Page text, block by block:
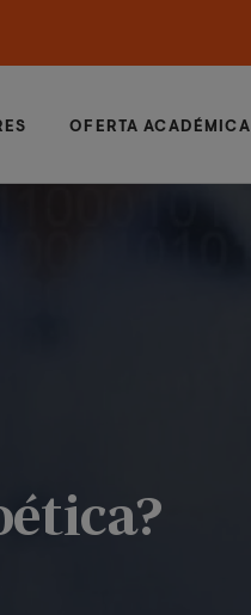
OFERTA ACADÉMICA